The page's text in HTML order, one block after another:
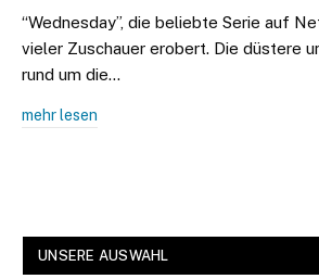
“Wednesday”, die beliebte Serie auf
vieler Zuschauer erobert. Die düstere
rund um die…
mehr lesen
UNSERE AUSWAHL